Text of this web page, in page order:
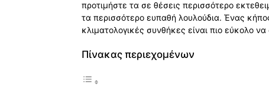
προτιμήστε τα σε θέσεις περισσότερο
τα περισσότερο ευπαθή λουλούδια. Ένας
κλιματολογικές συνθήκες είναι πιο εύκολο
Πίνακας περιεχομένων